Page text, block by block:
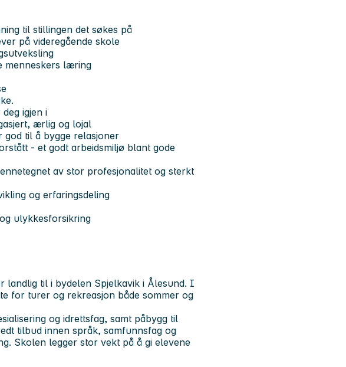
til stillingen det søkes på
på videregående skole
menneskers læring
igjen i
ærlig og lojal
god til å bygge relasjoner
- et godt arbeidsmiljø blant gode
av stor profesjonalitet og sterkt
og erfaringsdeling
ulykkesforsikring
landlig til i bydelen Spjelkavik i Ålesund. I
for turer og rekreasjon både sommer og
og idrettsfag, samt påbygg til
tilbud innen språk, samfunnsfag og
Skolen legger stor vekt på å gi elevene